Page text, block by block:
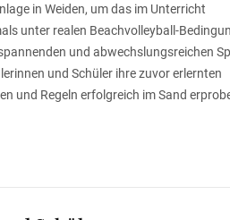
in Weiden, um das im Unterricht
unter realen Beachvolleyball-
und abwechslungsreichen
und Schüler ihre zuvor erlernten
und Regeln erfolgreich im Sand